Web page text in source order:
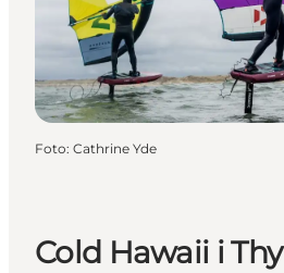
Foto: Cathrine Yde
Cold Hawaii i Thy